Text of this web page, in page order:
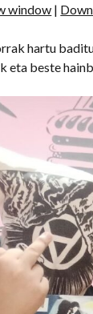
window |
hartu
eta beste